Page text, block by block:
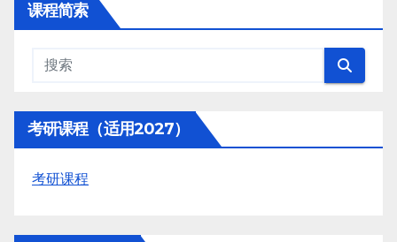
课程简索
考研课程（适用2027）
考研课程